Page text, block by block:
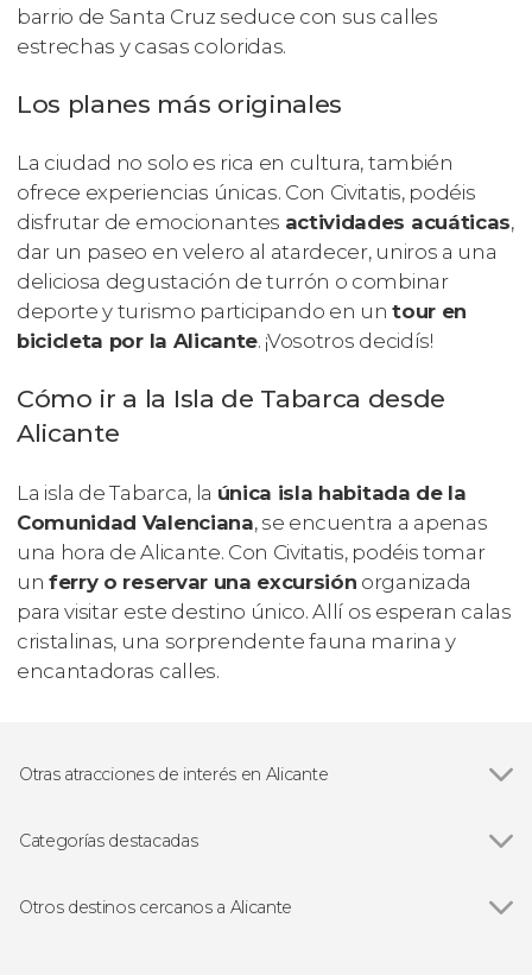
barrio de Santa Cruz seduce con sus calles
estrechas y casas coloridas.
Los planes más originales
La ciudad no solo es rica en cultura, también
ofrece experiencias únicas. Con Civitatis, podéis
disfrutar de emocionantes actividades acuáticas,
dar un paseo en velero al atardecer, uniros a una
deliciosa degustación de turrón o combinar
deporte y turismo participando en untour en
bicicleta por la Alicante. ¡Vosotros decidís!
Cómo ir a la Isla de Tabarca desde
Alicante
La isla de Tabarca, la única isla habitada de la
Comunidad Valenciana, se encuentra a apenas
una hora de Alicante. Con Civitatis, podéis tomar
unferry o reservar una excursión organizada
para visitar este destino único. Allí os esperan calas
cristalinas, una sorprendente fauna marina y
encantadoras calles.
Otras atracciones de interés en Alicante
Tabarca
Categorías destacadas
Excursiones de un día
Otros destinos cercanos a Alicante